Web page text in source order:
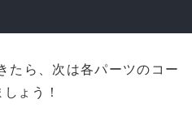
たら、次は各パーツのコー
ょう！